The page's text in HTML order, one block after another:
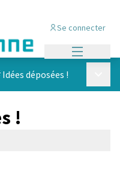
Se connecter
déposées !
!